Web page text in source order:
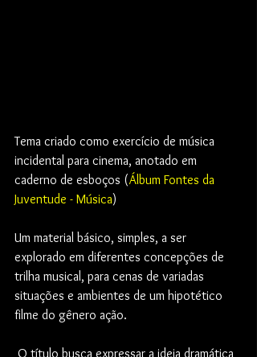
Tema criado como exercício de música
incidental para cinema, anotado em
caderno de esboços (Álbum Fontes da
Juventude - Música)
Um material básico, simples, a ser
explorado em diferentes concepções de
trilha musical, para cenas de variadas
situações e ambientes de um hipotético
filme do gênero ação.